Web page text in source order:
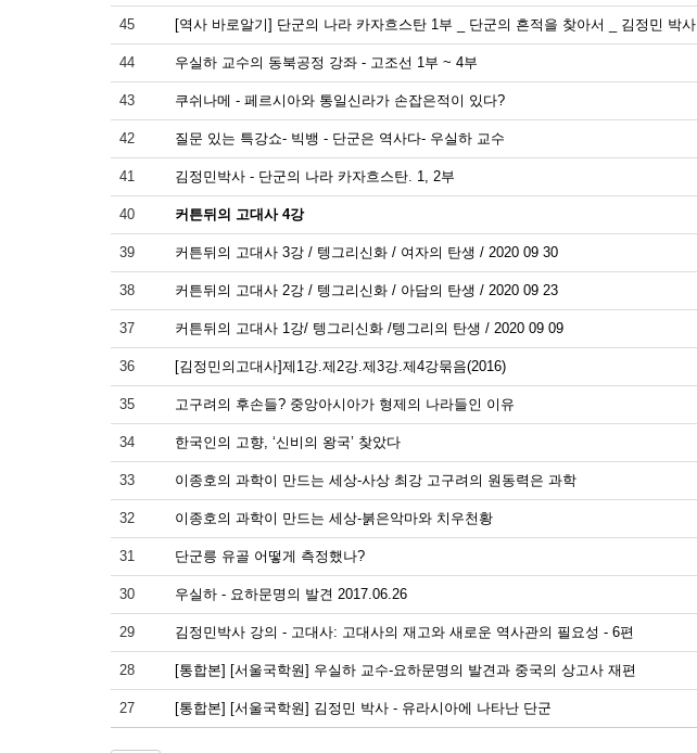
45 [역사 바로알기] 단군의 나라 카자흐스탄 1부 _ 단군의 흔적을 찾아서 _ 김정민 박사
44 우실하 교수의 동북공정 강좌 - 고조선 1부 ~ 4부
43 쿠쉬나메 - 페르시아와 통일신라가 손잡은적이 있다?
42 질문 있는 특강쇼- 빅뱅 - 단군은 역사다- 우실하 교수
41 김정민박사 - 단군의 나라 카자흐스탄. 1, 2부
40 커튼뒤의 고대사 4강
39 커튼뒤의 고대사 3강 / 텡그리신화 / 여자의 탄생 / 2020 09 30
38 커튼뒤의 고대사 2강 / 텡그리신화 / 아담의 탄생 / 2020 09 23
37 커튼뒤의 고대사 1강/ 텡그리신화 /텡그리의 탄생 / 2020 09 09
36 [김정민의고대사]제1강.제2강.제3강.제4강묶음(2016)
35 고구려의 후손들? 중앙아시아가 형제의 나라들인 이유
34 한국인의 고향, ‘신비의 왕국’ 찾았다
33 이종호의 과학이 만드는 세상-사상 최강 고구려의 원동력은 과학
32 이종호의 과학이 만드는 세상-붉은악마와 치우천황
31 단군릉 유골 어떻게 측정했나?
30 우실하 - 요하문명의 발견 2017.06.26
29 김정민박사 강의 - 고대사: 고대사의 재고와 새로운 역사관의 필요성 - 6편
28 [통합본] [서울국학원] 우실하 교수-요하문명의 발견과 중국의 상고사 재편
27 [통합본] [서울국학원] 김정민 박사 - 유라시아에 나타난 단군